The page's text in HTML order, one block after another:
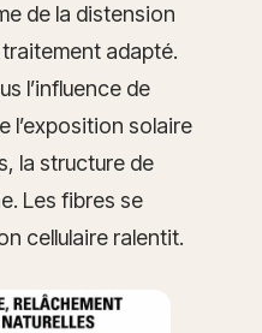
de la distension
adapté.
l’influence de
l’exposition solaire
la structure de
Les fibres se
cellulaire ralentit.